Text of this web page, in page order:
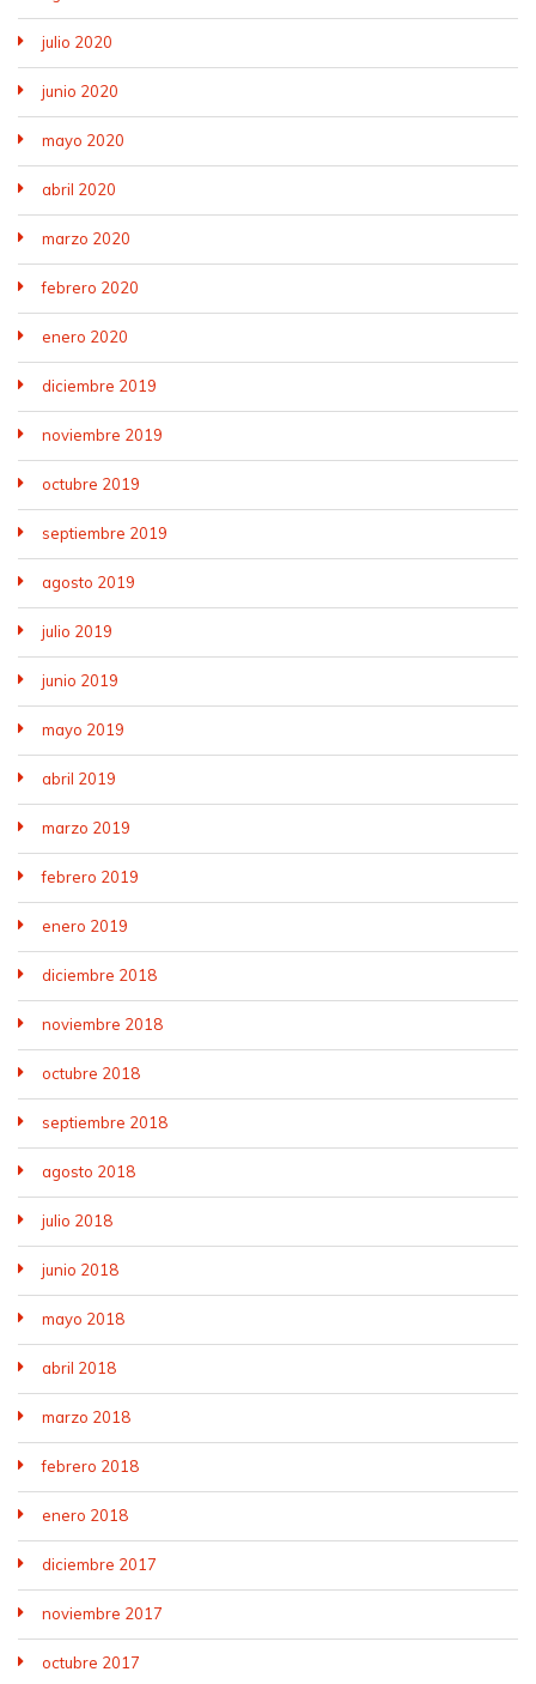
julio 2020
junio 2020
mayo 2020
abril 2020
marzo 2020
febrero 2020
enero 2020
diciembre 2019
noviembre 2019
octubre 2019
septiembre 2019
agosto 2019
julio 2019
junio 2019
mayo 2019
abril 2019
marzo 2019
febrero 2019
enero 2019
diciembre 2018
noviembre 2018
octubre 2018
septiembre 2018
agosto 2018
julio 2018
junio 2018
mayo 2018
abril 2018
marzo 2018
febrero 2018
enero 2018
diciembre 2017
noviembre 2017
octubre 2017